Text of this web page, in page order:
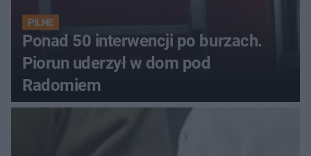
PILNE
Ponad 50 interwencji po burzach.
Piorun uderzył w dom pod
Radomiem